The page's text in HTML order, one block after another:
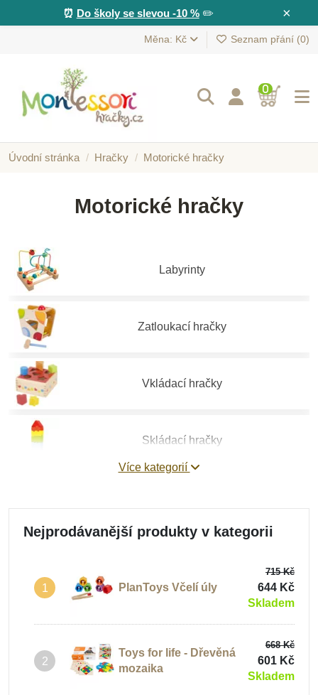
×
⏰ Do školy se slevou -10 %✏️
Měna: Kč Seznam přání (0)
0
Úvodní stránka Hračky Motorické hračky
Motorické hračky
Labyrinty
Zatloukací hračky
Vkládací hračky
Skládací hračky
Hračky na jemnou motoriku
Motorické hračky do 1 roku
Více kategorií
Nejprodávanější produkty v kategorii
1 PlanToys Včelí úly
715 Kč
644 Kč
Skladem
2
Toys for life - Dřevěná
mozaika
668 Kč
601 Kč
Skladem